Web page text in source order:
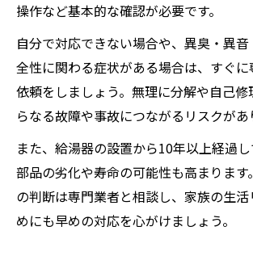
操作など基本的な確認が必要です。
自分で対応できない場合や、異臭・異
全性に関わる症状がある場合は、すぐ
依頼をしましょう。無理に分解や自己修
らなる故障や事故につながるリスクがあ
また、給湯器の設置から10年以上経過し
部品の劣化や寿命の可能性も高まりま
の判断は専門業者と相談し、家族の生
めにも早めの対応を心がけましょう。